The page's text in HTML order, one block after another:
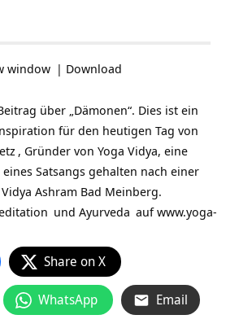
window | Download
über „Dämonen“. Dies ist ein
für den heutigen Tag von
, Gründer von Yoga Vidya, eine
Satsangs gehalten nach einer
Ashram Bad Meinberg.
und Ayurveda aufwww.yoga-
Share on X
WhatsApp Email